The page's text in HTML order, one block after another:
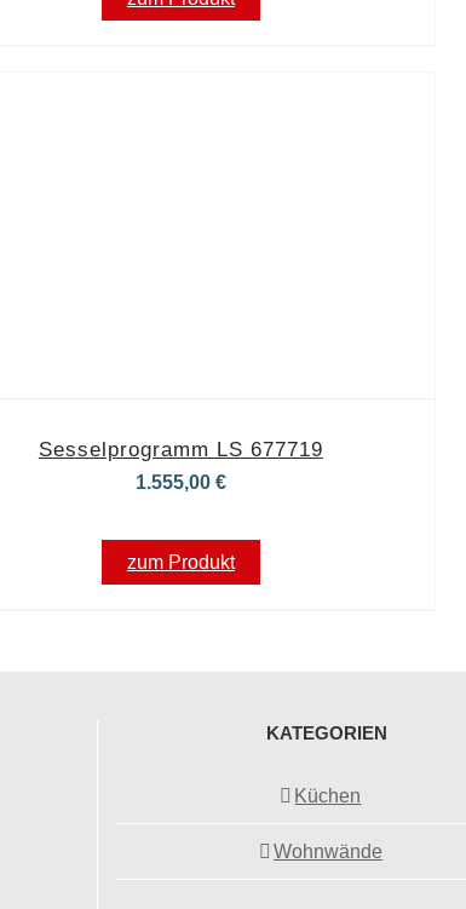
Sesselprogramm LS 677719
1.555,00 €
zum Produkt
KATEGORIEN
Küchen
Wohnwände